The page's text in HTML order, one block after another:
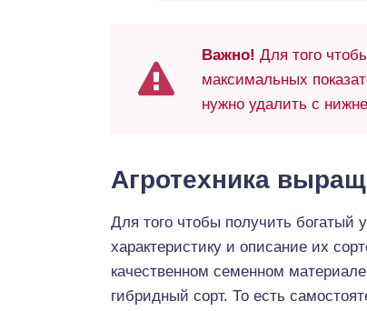
Важно! Для того
максимальных
нужно удалить с
Агротехника
Для того чтобы получить богатый
характеристику и oпиcaниe их
качественном семенном
гибридный copт. То есть